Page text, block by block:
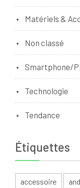
Matériels &
Non classé
Smartphone/
Technologie
Tendance
Étiquettes
accessoire